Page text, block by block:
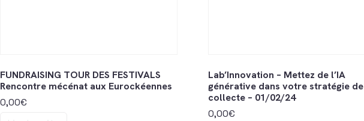
FUNDRAISING TOUR DES FESTIVALS
Rencontre mécénat aux Eurockéennes
0,00€
Lab’Innovation – Mettez de l’IA
générative dans votre stratégie de
collecte – 01/02/24
0,00€